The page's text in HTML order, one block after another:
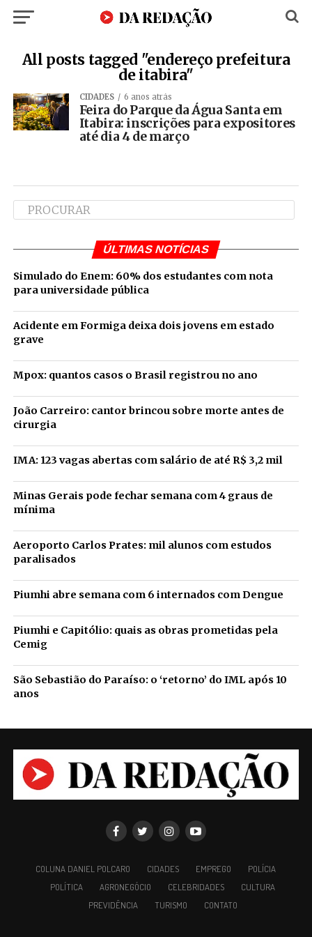
All posts tagged "endereço prefeitura
de itabira"
CIDADES 6 anos atrás
Feira do Parque da Água Santa em
Itabira: inscrições para expositores
até dia 4 de março
ÚLTIMAS NOTÍCIAS
Simulado do Enem: 60% dos estudantes com nota
para universidade pública
Acidente em Formiga deixa dois jovens em estado
grave
Mpox: quantos casos o Brasil registrou no ano
João Carreiro: cantor brincou sobre morte antes de
cirurgia
IMA: 123 vagas abertas com salário de até R$ 3,2 mil
Minas Gerais pode fechar semana com 4 graus de
mínima
Aeroporto Carlos Prates: mil alunos com estudos
paralisados
Piumhi abre semana com 6 internados com Dengue
Piumhi e Capitólio: quais as obras prometidas pela
Cemig
São Sebastião do Paraíso: o ‘retorno’ do IML após 10
anos
COLUNA DANIEL POLCARO CIDADES EMPREGO
POLÍCIA
POLÍTICA
AGRONEGÓCIO CELEBRIDADES
CULTURA
PREVIDÊNCIA
TURISMO CONTATO